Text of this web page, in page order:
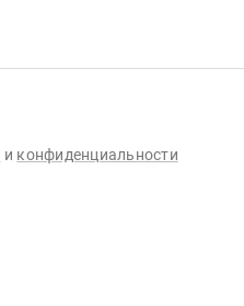
и конфиденциальности